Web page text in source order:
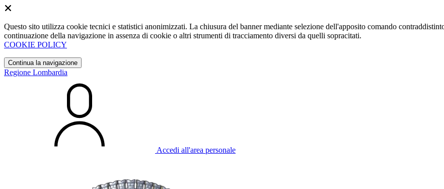
Questo sito utilizza cookie tecnici e statistici anonimizzati. La chiusura del banner mediante selezione dell'apposito comando
continuazione della navigazione in assenza di cookie o altri strumenti di tracciamento diversi da quelli sopracitati.
COOKIE POLICY
Continua la navigazione
Regione Lombardia
Accedi all'area personale